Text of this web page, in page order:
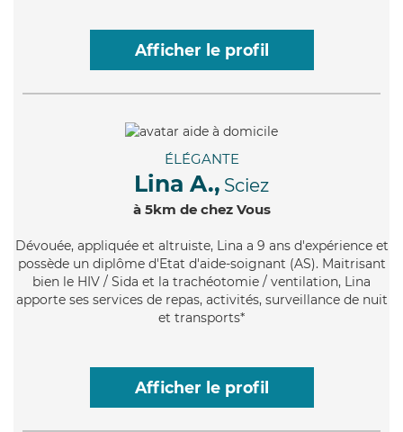
Afficher le profil
ÉLÉGANTE
Lina A., Sciez
à 5km de chez Vous
Dévouée, appliquée et altruiste, Lina a 9 ans d'expérience et
possède un diplôme d'Etat d'aide-soignant (AS). Maitrisant
bien le HIV / Sida et la trachéotomie / ventilation, Lina
apporte ses services de repas, activités, surveillance de nuit
et transports*
Afficher le profil